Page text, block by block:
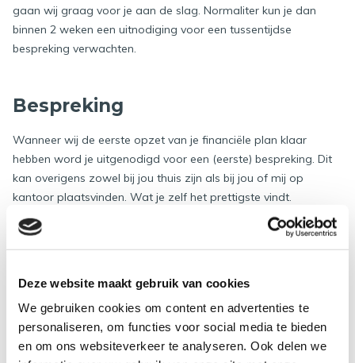
Deze website maakt gebruik van cookies
We gebruiken cookies om content en advertenties te
personaliseren, om functies voor social media te bieden
en om ons websiteverkeer te analyseren. Ook delen we
gaan wij graag voor je aan de slag. Normaliter kun je dan
binnen 2 weken een uitnodiging voor een tussentijdse
bespreking verwachten.
Bespreking
Wanneer wij de eerste opzet van je financiële plan klaar
hebben word je uitgenodigd voor een (eerste) bespreking. Dit
kan overigens zowel bij jou thuis zijn als bij jou of mij op
kantoor plaatsvinden. Wat je zelf het prettigste vindt.
Samen gaan we
aan de slag en laten wij je
onze bevindingen zien. Eventuele wijzigingen en/of
geeft dit inzicht en kennis over je financiële situatie.
Wanneer je aangeeft dat de uitkomst van het plan is waar jij
je prettig bij voelt dan pas gaan wij je financiële plan definitief